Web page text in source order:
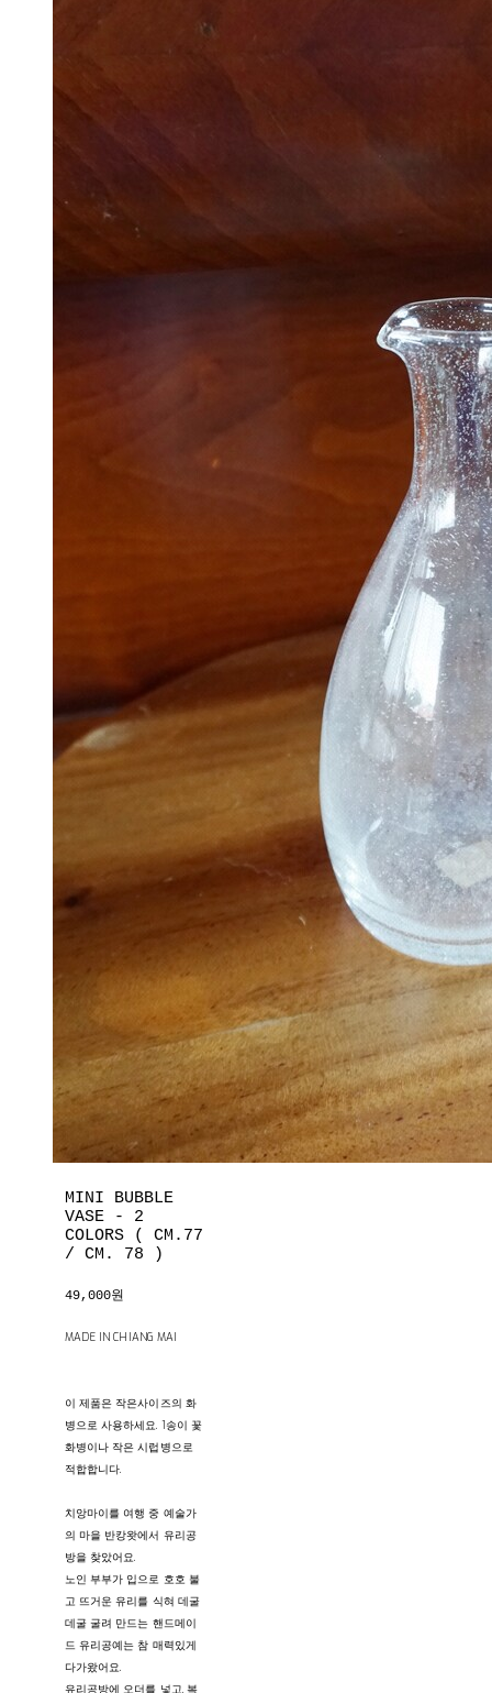
MINI BUBBLE
VASE - 2
COLORS ( CM.77
/ CM. 78 )
49,000원
MADE IN CHIANG MAI
이 제품은 작은사이즈의 화
병으로 사용하세요. 1송이 꽃
화병이나 작은 시럽병으로
적합합니다.
치앙마이를 여행 중 예술가
의 마을 반캉왓에서 유리공
방을 찾았어요.
노인 부부가 입으로 호호 불
고 뜨거운 유리를 식혀 데굴
데굴 굴려 만드는 핸드메이
드 유리공예는 참 매력있게
다가왔어요.
유리공방에 오더를 넣고, 복